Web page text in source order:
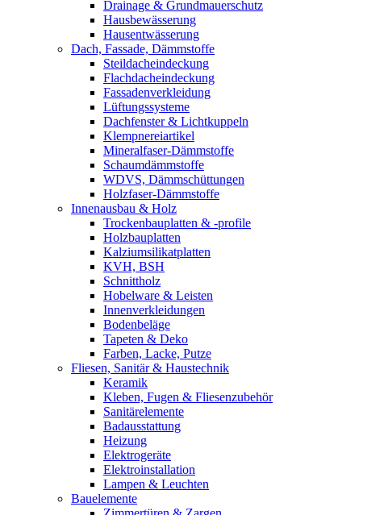
Drainage & Grundmauerschutz
Hausbewässerung
Hausentwässerung
Dach, Fassade, Dämmstoffe
Steildacheindeckung
Flachdacheindeckung
Fassadenverkleidung
Lüftungssysteme
Dachfenster & Lichtkuppeln
Klempnereiartikel
Mineralfaser-Dämmstoffe
Schaumdämmstoffe
WDVS, Dämmschüttungen
Holzfaser-Dämmstoffe
Innenausbau & Holz
Trockenbauplatten & -profile
Holzbauplatten
Kalziumsilikatplatten
KVH, BSH
Schnittholz
Hobelware & Leisten
Innenverkleidungen
Bodenbeläge
Tapeten & Deko
Farben, Lacke, Putze
Fliesen, Sanitär & Haustechnik
Keramik
Kleben, Fugen & Fliesenzubehör
Sanitärelemente
Badausstattung
Heizung
Elektrogeräte
Elektroinstallation
Lampen & Leuchten
Bauelemente